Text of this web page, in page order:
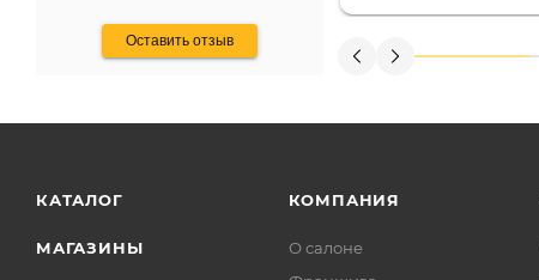
Оставить отзыв
КАТАЛОГ
МАГАЗИНЫ
КОМПАНИЯ
О салоне